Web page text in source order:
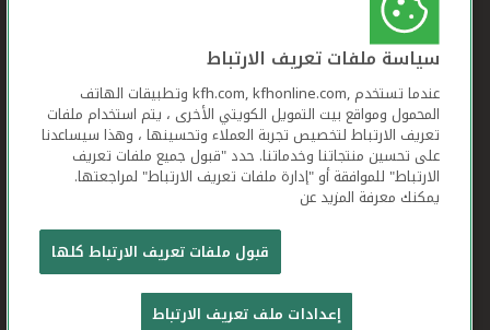
بيت التمويل الكويتي جميع الحقوق محفوظة © 2026
شروط وأحكام استخدام الموقع الإلكتروني
تعريف الارتباط بيان الخصوصية
سياسة ملفات تعريف الارتباط
عندما تستخدم ,kfh.com, kfhonline.com وتطبيقات الهاتف
المحمول ومواقع بيت التمويل الكويتي الأخرى ، يتم استخدام ملفات
تعريف الارتباط لتخصيص تجربة العملاء وتحسينها ، وهذا سيساعدنا
على تحسين منتجاتنا وخدماتنا. حدد "قبول جميع ملفات تعريف
الارتباط" للموافقة أو "إدارة ملفات تعريف الارتباط" لمراجعتها.
يمكنك معرفة المزيد عن
قبول ملفات تعريف الارتباط كلها
إعدادات ملف تعريف الارتباط